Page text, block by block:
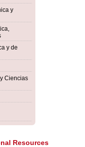
y
y de
Ciencias
Resources